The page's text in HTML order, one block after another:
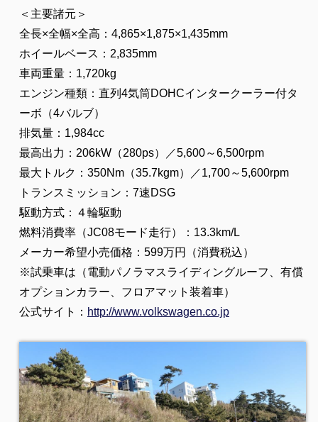
＜主要諸元＞
全長×全幅×全高：4,865×1,875×1,435mm
ホイールベース：2,835mm
車両重量：1,720kg
エンジン種類：直列4気筒DOHCインタークーラー付タ
ーボ（4バルブ）
排気量：1,984cc
最高出力：206kW（280ps）／5,600～6,500rpm
最大トルク：350Nm（35.7kgm）／1,700～5,600rpm
トランスミッション：7速DSG
駆動方式：４輪駆動
燃料消費率（JC08モード走行）：13.3km/L
メーカー希望小売価格：599万円（消費税込）
※試乗車は（電動パノラマスライディングルーフ、有償
オプションカラー、フロアマット装着車）
公式サイト： http://www.volkswagen.co.jp